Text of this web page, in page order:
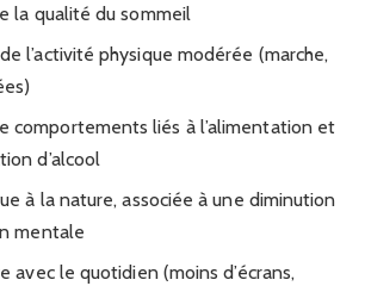
la qualité du sommeil
l’activité physique modérée (marche,
comportements liés à l’alimentation et
d’alcool
à la nature, associée à une diminution
mentale
avec le quotidien (moins d’écrans,